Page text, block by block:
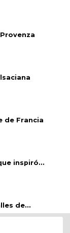
de Francia
inspiró...
de...